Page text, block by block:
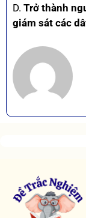
D. Trở thành
giám sát các